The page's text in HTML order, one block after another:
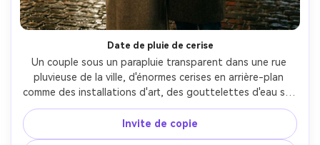
Date de pluie de cerise
Un couple sous un parapluie transparent dans une rue
pluvieuse de la ville, d'énormes cerises en arrière-plan
comme des installations d'art, des gouttelettes d'eau sur
le parapluie, des manteaux et des écharpes confortables,
des lumières chaudes de la vitrine, prise sur Fujifilm
GFX100 45mm f/2.8, encadrement franc romantique,
Invite de copie